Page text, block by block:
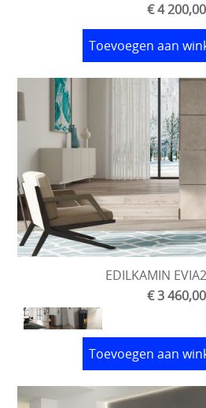
€ 4 200,00
Toevoegen aan
EDILKAMIN
€ 3 460,00
Toevoegen aan